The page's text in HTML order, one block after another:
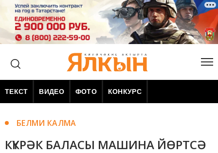
ТЕКСТ ВИДЕО ФОТО КОНКУРС
БЕЛМИ КАЛМА
КҮКРӘК БАЛАСЫ МАШИНА ЙӨРТСӘ